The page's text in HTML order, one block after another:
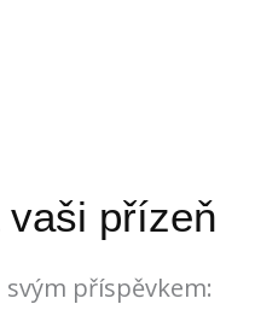
vaši přízeň
příspěvkem: